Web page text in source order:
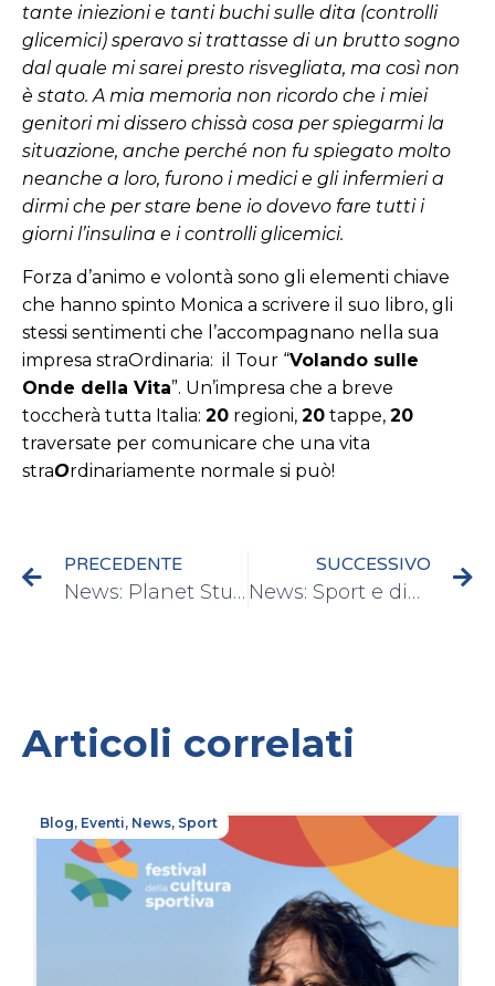
tante iniezioni e tanti buchi sulle dita (controlli
glicemici) speravo si trattasse di un brutto sogno
dal quale mi sarei presto risvegliata, ma così non
è stato. A mia memoria non ricordo che i miei
genitori mi dissero chissà cosa per spiegarmi la
situazione, anche perché non fu spiegato molto
neanche a loro, furono i medici e gli infermieri a
dirmi che per stare bene io dovevo fare tutti i
giorni l’insulina e i controlli glicemici.
Forza d’animo e volontà sono gli elementi chiave
che hanno spinto Monica a scrivere il suo libro, gli
stessi sentimenti che l’accompagnano nella sua
impresa straOrdinaria: il Tour “Volando sulle
Onde della Vita”. Un’impresa che a breve
toccherà tutta Italia: 20 regioni, 20 tappe, 20
traversate per comunicare che una vita
straOrdinariamente normale si può!
PRECEDENTE
News: Planet Studio Wellness
SUCCESSIVO
News: Sport e diabete
Articoli correlati
Blog, Eventi, News, Sport